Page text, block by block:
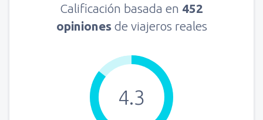
Calificación basada en 452
opiniones de viajeros reales
4.3